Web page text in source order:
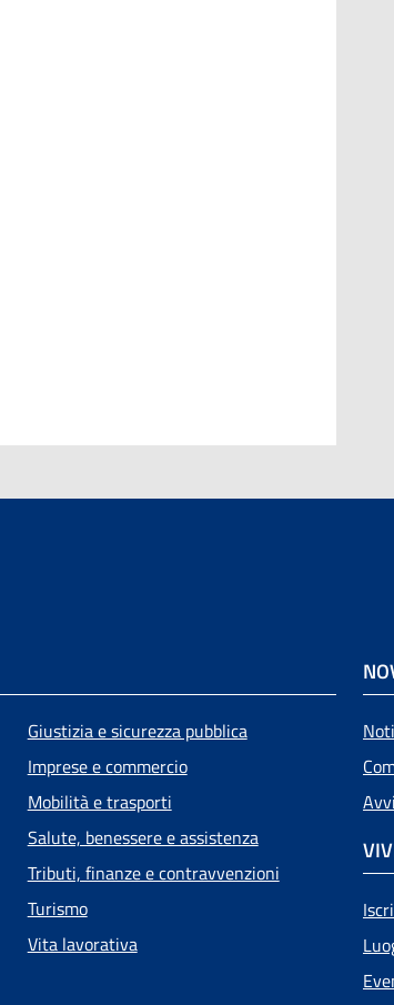
Giustizia e sicurezza pubblica
Imprese e commercio
Mobilità e trasporti
Salute, benessere e assistenza
Tributi, finanze e contravvenzioni
Turismo
Vita lavorativa